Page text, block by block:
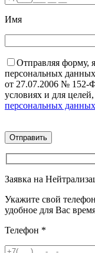
Имя
Отправляя форму,
персональных
от 27.07.2006 № 152-
условиях и для
персональных данных
Заявка на
Укажите свой
удобное для Вас
Телефон *